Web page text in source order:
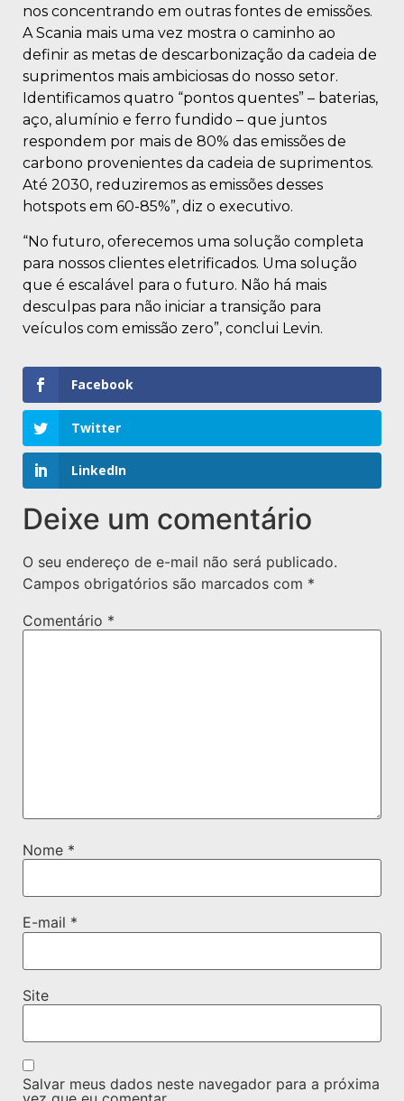
nos concentrando em outras fontes de emissões.
A Scania mais uma vez mostra o caminho ao
definir as metas de descarbonização da cadeia de
suprimentos mais ambiciosas do nosso setor.
Identificamos quatro “pontos quentes” – baterias,
aço, alumínio e ferro fundido – que juntos
respondem por mais de 80% das emissões de
carbono provenientes da cadeia de suprimentos.
Até 2030, reduziremos as emissões desses
hotspots em 60-85%”, diz o executivo.
“No futuro, oferecemos uma solução completa
para nossos clientes eletrificados. Uma solução
que é escalável para o futuro. Não há mais
desculpas para não iniciar a transição para
veículos com emissão zero”, conclui Levin.
Facebook
Twitter
LinkedIn
Deixe um comentário
O seu endereço de e-mail não será publicado.
Campos obrigatórios são marcados com *
Comentário *
Nome *
E-mail *
Site
Salvar meus dados neste navegador para a próxima